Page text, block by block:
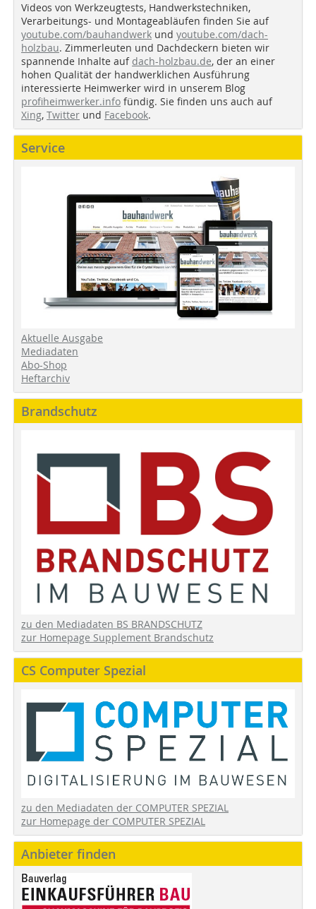
Videos von Werkzeugtests, Handwerkstechniken,
Verarbeitungs- und Montageabläufen finden Sie auf
youtube.com/bauhandwerk und youtube.com/dach-
holzbau. Zimmerleuten und Dachdeckern bieten wir
spannende Inhalte auf dach-holzbau.de, der an einer
hohen Qualität der handwerklichen Ausführung
interessierte Heimwerker wird in unserem Blog
profiheimwerker.info fündig. Sie finden uns auch auf
Xing, Twitter und Facebook.
Service
Aktuelle Ausgabe
Mediadaten
Abo-Shop
Heftarchiv
Brandschutz
zu den Mediadaten BS BRANDSCHUTZ
zur Homepage Supplement Brandschutz
CS Computer Spezial
zu den Mediadaten der COMPUTER SPEZIAL
zur Homepage der COMPUTER SPEZIAL
Anbieter finden